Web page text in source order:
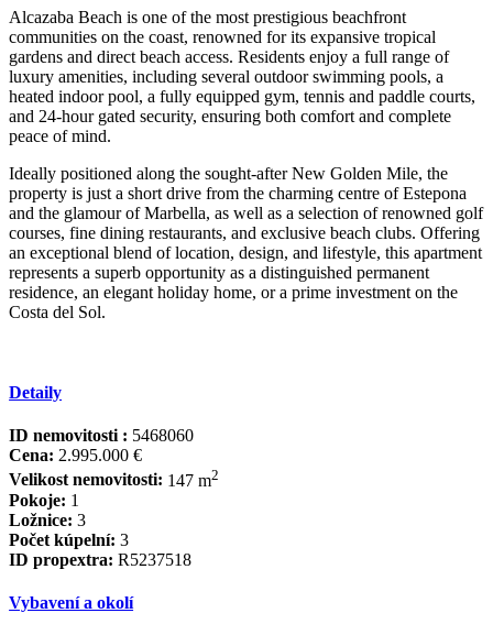
Alcazaba Beach is one of the most prestigious beachfront
communities on the coast, renowned for its expansive tropical
gardens and direct beach access. Residents enjoy a full range of
luxury amenities, including several outdoor swimming pools, a
heated indoor pool, a fully equipped gym, tennis and paddle courts,
and 24-hour gated security, ensuring both comfort and complete
peace of mind.
Ideally positioned along the sought-after New Golden Mile, the
property is just a short drive from the charming centre of Estepona
and the glamour of Marbella, as well as a selection of renowned golf
courses, fine dining restaurants, and exclusive beach clubs. Offering
an exceptional blend ‌of ‌location, ‌design, ‌and ‌lifestyle, this ‌apartment
‌represents a ‌superb opportunity ‌as a distinguished ‌permanent
‌residence, ‌an elegant holiday ‌home, ‌or a prime ‌investment ‌on ‌the
‌Costa ‌del ‌Sol.
Detaily
ID nemovitosti : 5468060
Cena: 2.995.000 €
Velikost nemovitosti: 147 m2
Pokoje: 1
Ložnice: 3
Počet kúpelní: 3
ID propextra: R5237518
Vybavení a okolí